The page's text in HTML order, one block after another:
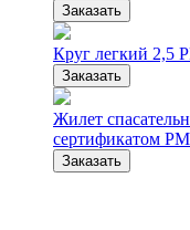
Заказать
Круг легкий 2,5
Заказать
Жилет
сертификатом
Заказать